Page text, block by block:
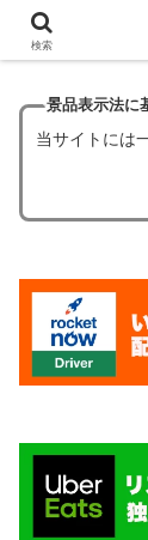
景品表示法に
当サイトには
検索